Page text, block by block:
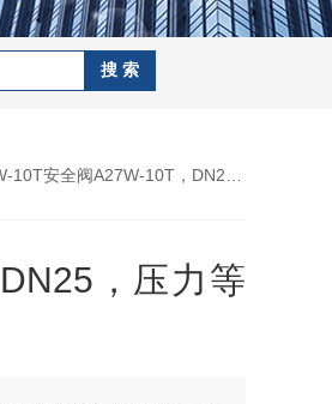
安全阀A27W-10T，DN25，压力等级1MPa
，压力等